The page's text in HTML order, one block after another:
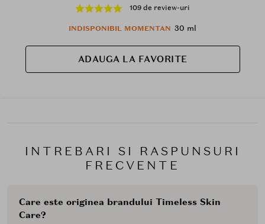
109 de review-uri
INDISPONIBIL MOMENTAN 30 ml
ADAUGA LA FAVORITE
INTREBARI SI RASPUNSURI
FRECVENTE
Care este originea brandului Timeless Skin
Care?